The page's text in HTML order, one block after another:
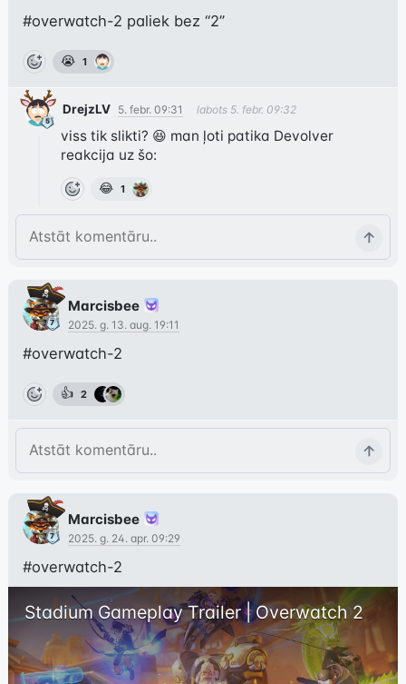
#overwatch-2 paliek bez “2”
😭 1
DrejzLV 5. febr. 09:31 labots 5. febr. 09:32
viss tik slikti? 😆 man ļoti patika Devolver
😂 1
Marcisbee
2025. g. 13. aug. 19:11
#overwatch-2
👍 2
Marcisbee
2025. g. 24. apr. 09:29
#overwatch-2
Stadium Gameplay Trailer | Overwatch 2